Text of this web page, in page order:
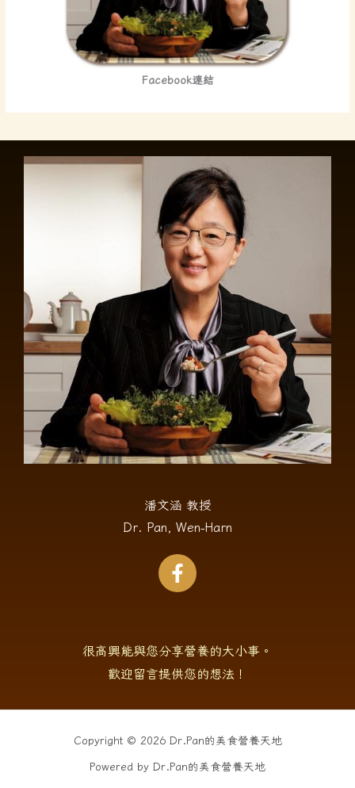
Facebook連結
潘文涵 教授
Dr. Pan, Wen-Harn
很高興能與您分享營養的大小事。
歡迎留言提供您的想法！
Copyright © 2026 Dr.Pan的美食營養天地
Powered by Dr.Pan的美食營養天地